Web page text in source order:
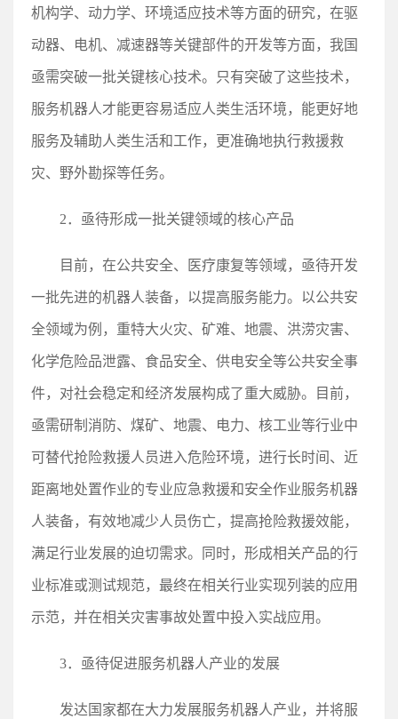
机构学、动力学、环境适应技术等方面的研究，在驱
动器、电机、减速器等关键部件的开发等方面，我国
亟需突破一批关键核心技术。只有突破了这些技术，
服务机器人才能更容易适应人类生活环境，能更好地
服务及辅助人类生活和工作，更准确地执行救援救
灾、野外勘探等任务。
2．亟待形成一批关键领域的核心产品
目前，在公共安全、医疗康复等领域，亟待开发
一批先进的机器人装备，以提高服务能力。以公共安
全领域为例，重特大火灾、矿难、地震、洪涝灾害、
化学危险品泄露、食品安全、供电安全等公共安全事
件，对社会稳定和经济发展构成了重大威胁。目前，
亟需研制消防、煤矿、地震、电力、核工业等行业中
可替代抢险救援人员进入危险环境，进行长时间、近
距离地处置作业的专业应急救援和安全作业服务机器
人装备，有效地减少人员伤亡，提高抢险救援效能，
满足行业发展的迫切需求。同时，形成相关产品的行
业标准或测试规范，最终在相关行业实现列装的应用
示范，并在相关灾害事故处置中投入实战应用。
3．亟待促进服务机器人产业的发展
发达国家都在大力发展服务机器人产业，并将服